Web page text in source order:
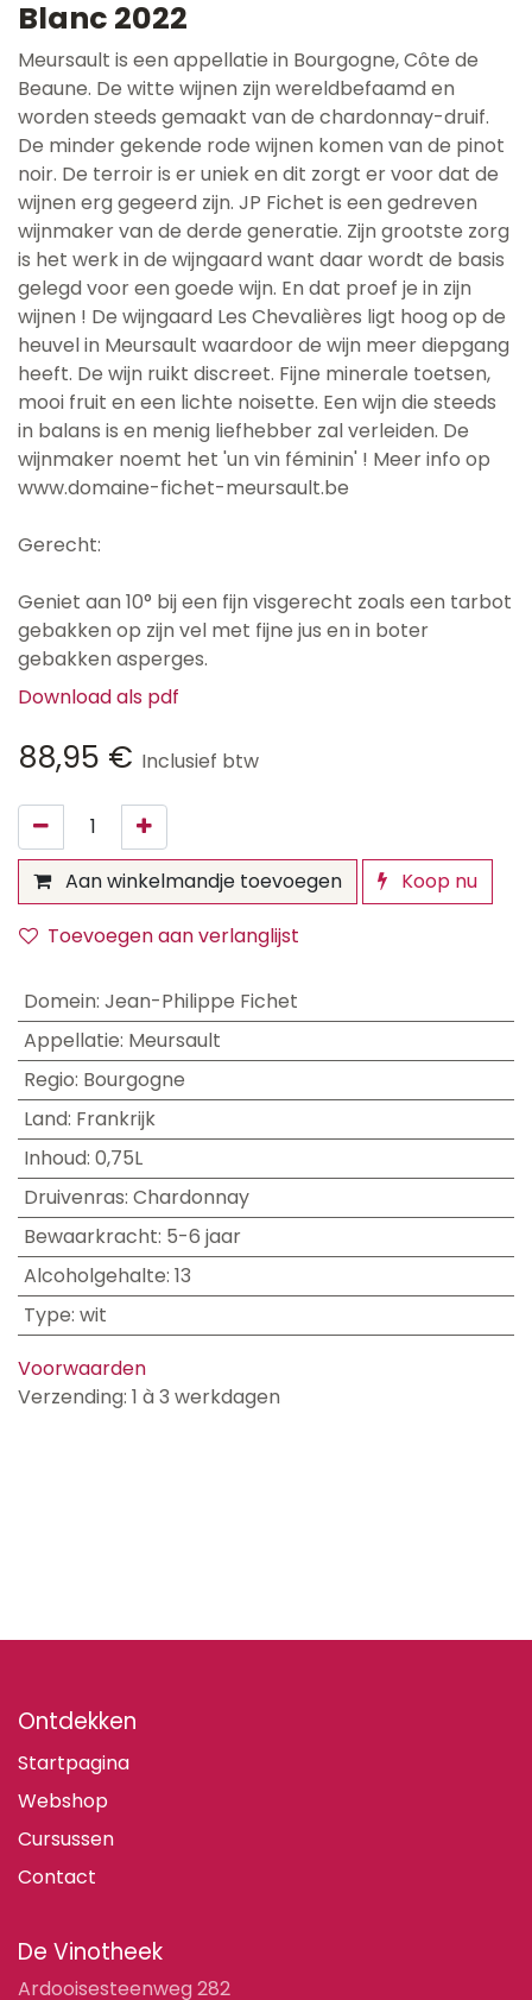
Blanc 2022
Meursault is een appellatie in Bourgogne, Côte de
Beaune. De witte wijnen zijn wereldbefaamd en
worden steeds gemaakt van de chardonnay-druif.
De minder gekende rode wijnen komen van de pinot
noir. De terroir is er uniek en dit zorgt er voor dat de
wijnen erg gegeerd zijn. JP Fichet is een gedreven
wijnmaker van de derde generatie. Zijn grootste zorg
is het werk in de wijngaard want daar wordt de basis
gelegd voor een goede wijn. En dat proef je in zijn
wijnen ! De wijngaard Les Chevalières ligt hoog op de
heuvel in Meursault waardoor de wijn meer diepgang
heeft. De wijn ruikt discreet. Fijne minerale toetsen,
mooi fruit en een lichte noisette. Een wijn die steeds
in balans is en menig liefhebber zal verleiden. De
wijnmaker noemt het 'un vin féminin' ! Meer info op
www.domaine-fichet-meursault.be
Gerecht:
Geniet aan 10° bij een fijn visgerecht zoals een tarbot
gebakken op zijn vel met fijne jus en in boter
gebakken asperges.
Download als pdf
88,95 € Inclusief btw
Aan winkelmandje toevoegen
Koop nu
Toevoegen aan verlanglijst
Domein: Jean-Philippe Fichet
Appellatie: Meursault
Regio: Bourgogne
Land: Frankrijk
Inhoud: 0,75L
Druivenras: Chardonnay
Bewaarkracht: 5-6 jaar
Alcoholgehalte: 13
Type: wit
Voorwaarden
Verzending: 1 à 3 werkdagen
Ontdekken
Startpagina
Webshop
Cursussen
Contact
De Vinotheek
Ardooisesteenweg 282